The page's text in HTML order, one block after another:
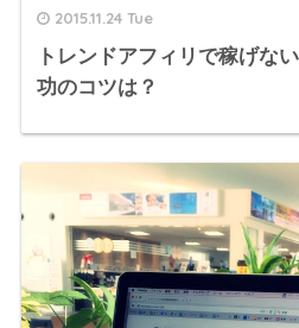
2015.11.24 Tue
トレンドアフィリで稼げな
功のコツは？